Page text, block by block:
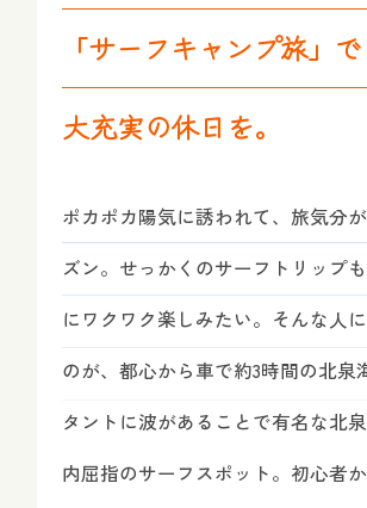
「サーフキャンプ旅」で
大充実の休日を。
ポカポカ陽気に誘われて、旅気分
ズン。せっかくのサーフトリップ
にワクワク楽しみたい。そんな人
のが、都心から車で約3時間の北泉
タントに波があることで有名な北
内屈指のサーフスポット。初心者